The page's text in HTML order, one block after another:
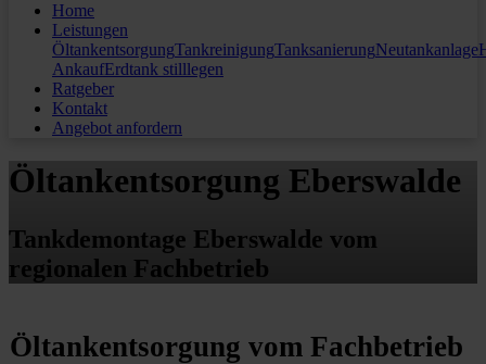
Home
Leistungen
ÖltankentsorgungTankreinigungTanksanierungNeutankanlage
AnkaufErdtank stilllegen
Ratgeber
Kontakt
Angebot anfordern
Öltankentsorgung Eberswalde
Tankdemontage Eberswalde vom
regionalen Fachbetrieb
Öltankentsorgung vom Fachbetrieb